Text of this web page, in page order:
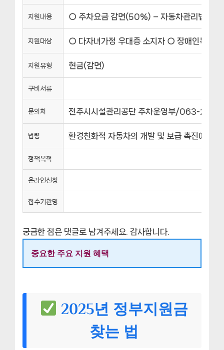
지원내용 ○ 주차요금 감면(50%) – 자동차관리법 시행
지원대상 ○ 다자녀가정 우대증 소지자 ○ 장애인복지
지원유형 현금(감면)
구비서류
문의처 전주시시설관리공단 주차운영부/063-239-
법령 환경친화적 자동차의 개발 및 보급 촉진에 관
정책목적
온라인신청
접수기관명
궁금한 점은 댓글로 남겨주세요. 감사합니다.
중요한 주요 지원 혜택
2025년 정부지원금
찾는 법